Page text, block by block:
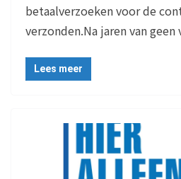
betaalverzoeken voor de
verzonden.Na jaren van
Lees meer